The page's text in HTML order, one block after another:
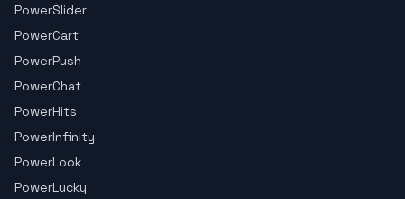
PowerSlider
PowerCart
PowerPush
PowerChat
PowerHits
PowerInfinity
PowerLook
PowerLucky